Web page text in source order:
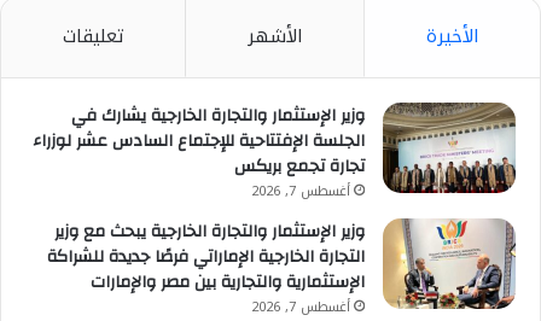
سبعة عقود.
ندين الطابع الإجرامي لهذه الإجراءات العدوانية التي تهدف
إلى إخضاع الشعب الكوبي بأكمله عبر التجويع واليأس،
والسعي إلى خلق كارثة اجتماعية واقتصادية وسياسية على
المستوى الوطني.
كما نرفض نية حكومة الولايات المتحدة في خلق سيناريو أزمة
إنسانية لتبرير خطوات أكثر خطورة، بما في ذلك عدوان
عسكري ضد كوبا.
الأخيرة الأشهر تعليقات
وزير الإستثمار والتجارة الخارجية يشارك في
الجلسة الإفتتاحية للإجتماع السادس عشر لوزراء
تجارة تجمع بريكس
أغسطس 7, 2026
وزير الإستثمار والتجارة الخارجية يبحث مع وزير
التجارة الخارجية الإماراتي فرصًا جديدة للشراكة
الإستثمارية والتجارية بين مصر والإمارات
أغسطس 7, 2026